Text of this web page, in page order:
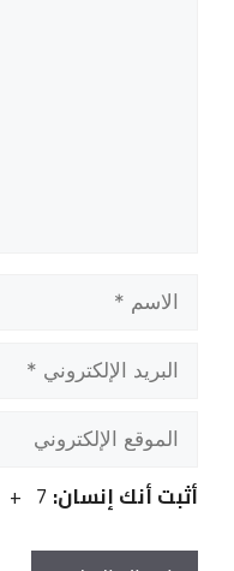
الاسم
البريد
الإلكتروني
الموقع
الإلكتروني
أثبت أنك إنسان: 7 + 9 =